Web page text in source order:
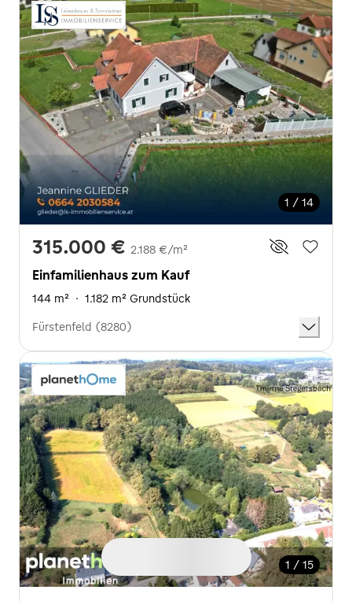
1 / 14
315.000 € 2.188 €/m²
Einfamilienhaus zum Kauf
144 m² · 1.182 m² Grundstück
Fürstenfeld (8280)
1 / 15